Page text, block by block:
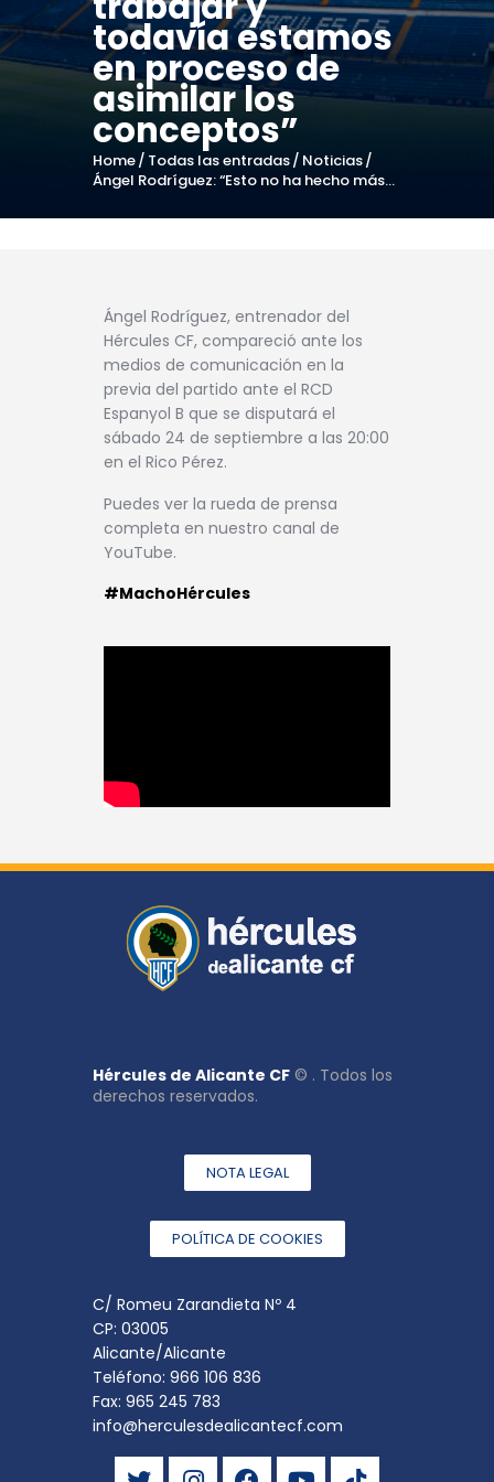
todavía estamos
en proceso de
asimilar los
conceptos”
Home Todas las entradas
Noticias
Ángel Rodríguez: “Esto no ha hecho más...
Ángel Rodríguez, entrenador del
Hércules CF, compareció ante los
medios de comunicación en la
previa del partido ante el RCD
Espanyol B que se disputará el
sábado 24 de septiembre a las 20:00
en el Rico Pérez.
Puedes ver la rueda de prensa
completa en nuestro canal de
YouTube.
#MachoHércules
Hércules de Alicante CF © . Todos los
derechos reservados.
NOTA LEGAL
POLÍTICA DE COOKIES
C/ Romeu Zarandieta Nº 4
CP: 03005
Alicante/Alicante
Teléfono: 966 106 836
Fax: 965 245 783
info@herculesdealicantecf.com